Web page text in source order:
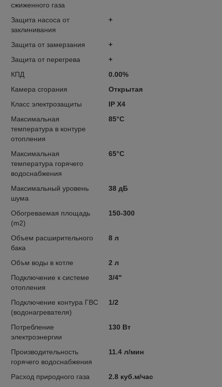
сжиженного газа
Защита насоса от
заклинивания
+
Защита от замерзания
+
Защита от перегрева
+
КПД
0.00%
Камера сгорания
Открытая
Класс электрозащиты
IP X4
Максимальная
температура в контуре
отопления
85°C
Максимальная
температура горячего
водоснабжения
65°C
Максимальный уровень
шума
38 дБ
Обогреваемая площадь
(m2)
150-300
Объем расширительного
бака
8 л
Объм воды в котле
2 л
Подключение к системе
отопления
3/4"
Подключение контура ГВС
(водонагревателя)
1/2
Потребление
электроэнергии
130 Вт
Производительность
горячего водоснабжения
11.4 л/мин
Расход природного газа 2.8 куб.м/час